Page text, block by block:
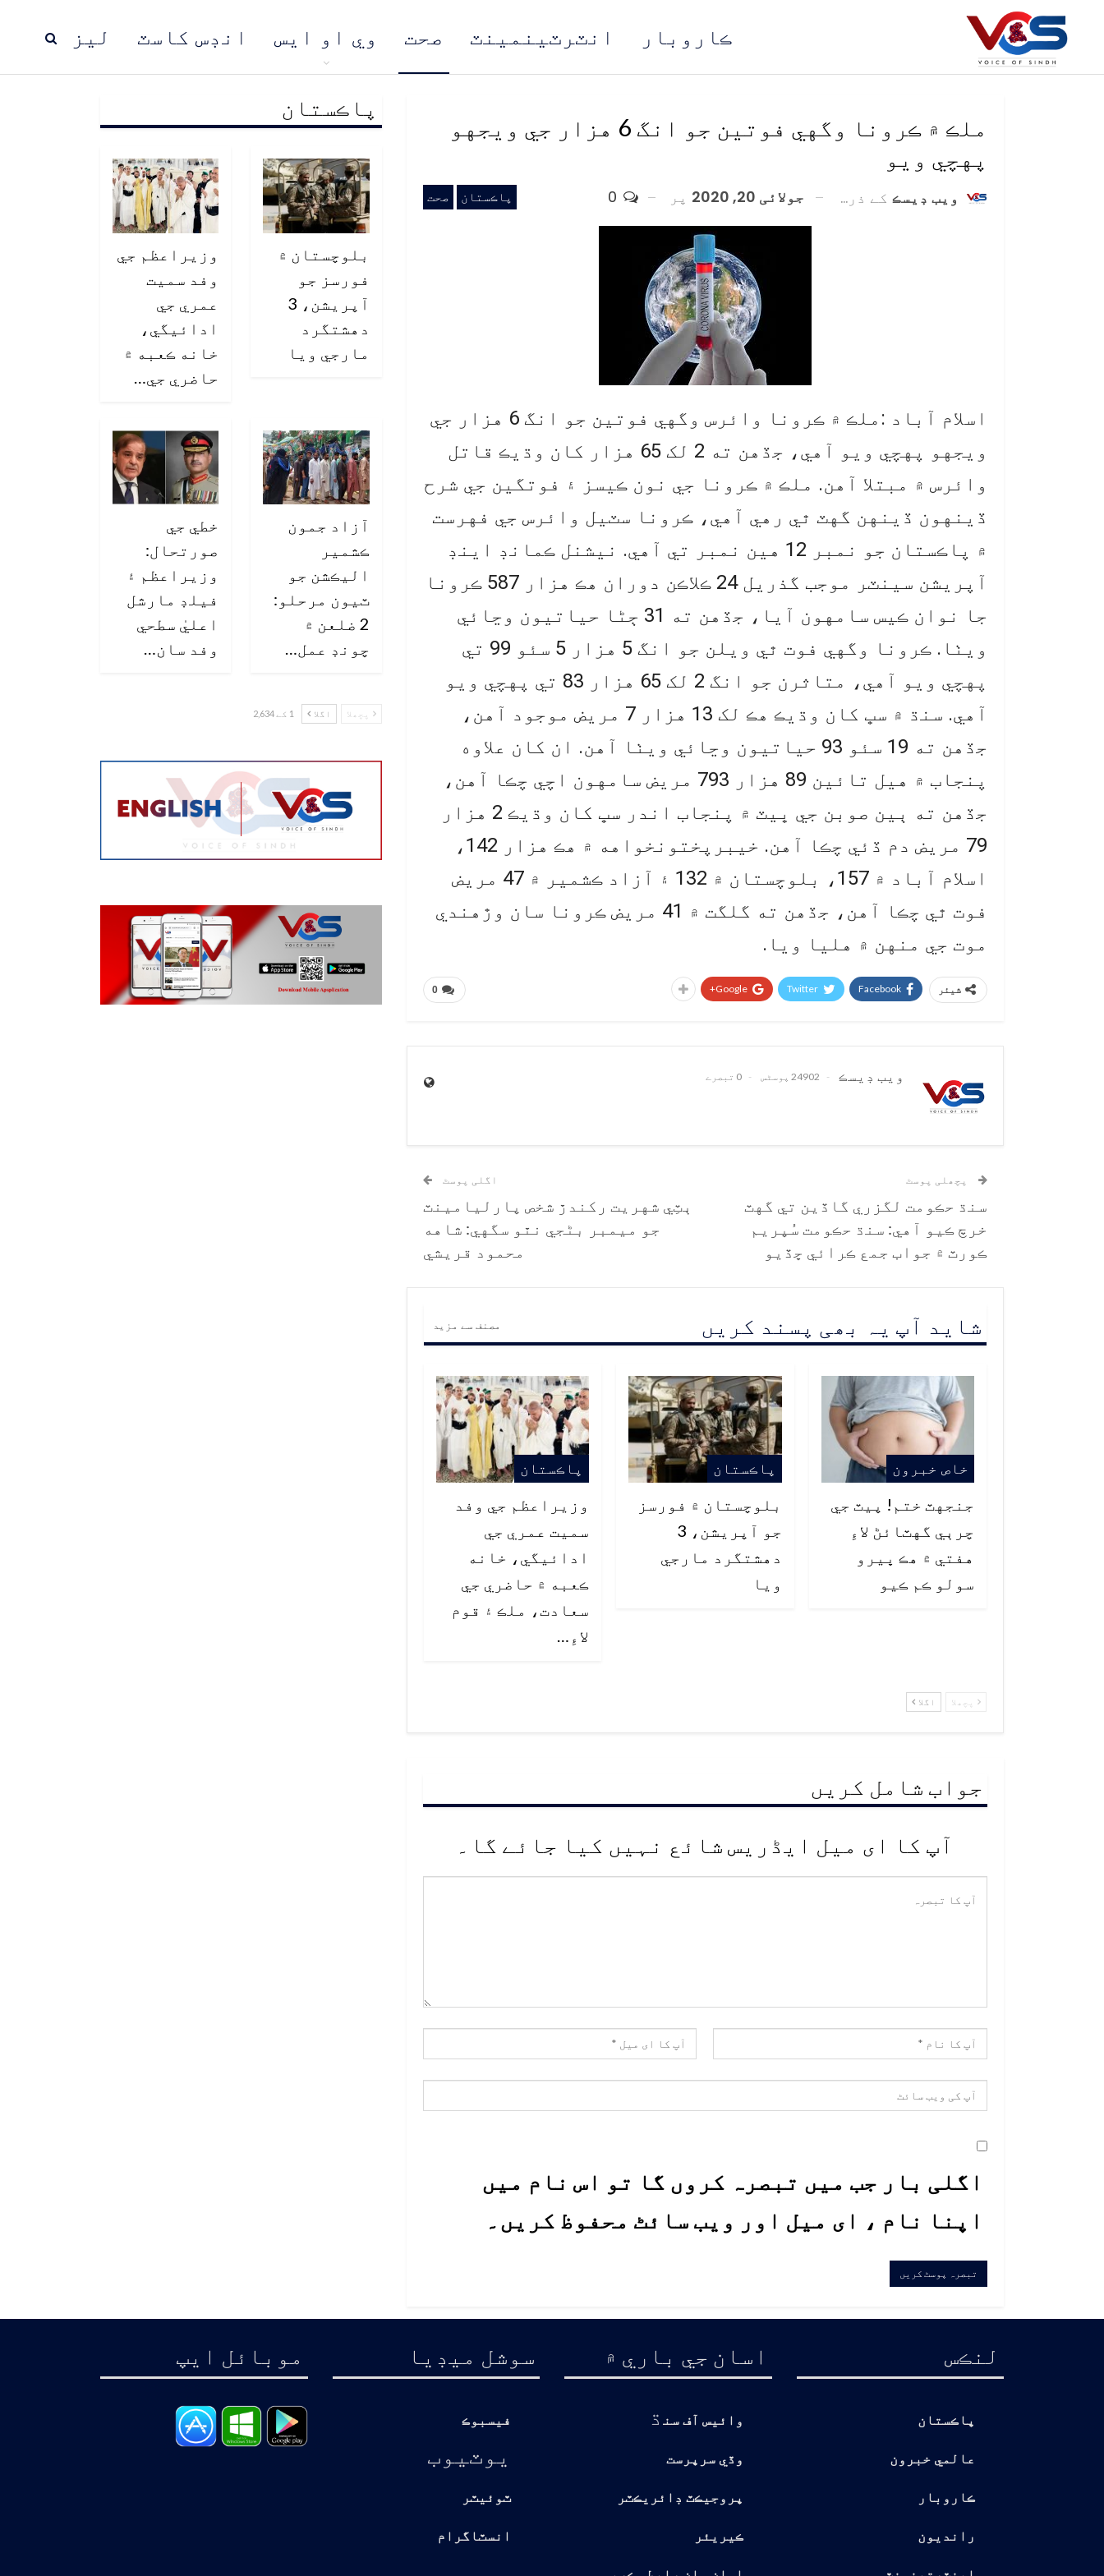
ليز انڊس کاسٽ وي او ايس صحت انٽرٽينمينٽ ڪاروبار
پاڪستان مُنڍ
ملڪ ۾ ڪرونا وگهي فوتين جو انگ 6 هزار جي ويجهو
پهچي ويو
پاڪستان صحت ويب ڊيسڪ کے ذریعہ جولائی 20, 2020 پر
اسلام آباد :ملڪ ۾ ڪرونا وائرس وگهي فوتين جو انگ 6 هزار جي
ويجهو پهچي ويو آهي، جڏهن ته 2 لک 65 هزار کان وڌيڪ قاتل
وائرس ۾ مبتلا آهن. ملڪ ۾ ڪرونا جي نون ڪيسز ۽ فوتگين جي شرح
ڏينهون ڏينهن گهٽ ٿي رهي آهي، ڪرونا سٽيل وائرس جي فهرست
۾ پاڪستان جو نمبر 12 هين نمبر تي آهي. نيشنل ڪمانڊ اينڊ
آپريشن سينٽر موجب گذريل 24 ڪلاڪن دوران هڪ هزار 587 ڪرونا
جا نوان ڪيس سامهون آيا، جڏهن ته 31 ڄڻا حياتيون وڃائي
ويٺا. ڪرونا وگهي فوت ٿي ويلن جو انگ 5 هزار 5 سئو 99 تي
پهچي ويو آهي، متاثرن جو انگ 2 لک 65 هزار 83 تي پهچي ويو
آهي. سنڌ ۾ سڀ کان وڌيڪ هڪ لک 13 هزار 7 مريض موجود آهن،
جڏهن ته 19 سئو 93 حياتيون وڃائي ويٺا آهن. ان کان علاوه
پنجاب ۾ هيل تائين 89 هزار 793 مريض سامهون اچي چڪا آهن،
جڏهن ته ٻين صوبن جي ڀيٽ ۾ پنجاب اندر سڀ کان وڌيڪ 2 هزار
79 مريض دم ڏئي چڪا آهن. خيبرپختونخواهه ۾ هڪ هزار 142،
اسلام آباد ۾ 157، بلوچستان ۾ 132 ۽ آزاد ڪشمير ۾ 47 مريض
فوت ٿي چڪا آهن، جڏهن ته گلگت ۾ 41 مريض ڪرونا سان وڙهندي
موت جي منهن ۾ هليا ويا.
0 شیئر Facebook
Twitter
Google+
ويب ڊيسڪ 24902 پوسٹس 0 تبصرے
پچھلی پوسٹ
سنڌ حڪومت لگزري گاڏين تي گهٽ
خرچ ڪيو آهي: سنڌ حڪومت سُپريم
ڪورٽ ۾ جواب جمع ڪرائي ڇڏيو
اگلی پوسٹ
ٻٽِي شهريت رکندڙ شخص پارليامينٽ
جو ميمبر بڻجي نٿو سگهي: شاهه
محمود قريشي
شاید آپ یہ بھی پسند کریں مصنف سے مزید
خاص خبرون
جنجهٽ ختم! پيٽ جي
چرٻي گهٽائڻ لاءِ
هفتي ۾ هڪ ڀيرو
سولو ڪم ڪيو
پاڪستان
بلوچستان ۾ فورسز
جو آپريشن، 3
دهشتگرد مارجي
ويا
پاڪستان
وزيراعظم جي وفد
سميت عمري جي
ادائيگي، خانه
ڪعبه ۾ حاضري جي
سعادت، ملڪ ۽ قوم
لاءِ…
پچھلا اگلا
جواب شامل کریں
آپ کا ای میل ایڈریس شائع نہیں کیا جائے گا۔
اگلی بار جب میں تبصرہ کروں گا تو اس نام میں
اپنا نام ، ای میل اور ویب سائٹ محفوظ کریں۔
پاڪستان
بلوچستان ۾
فورسز جو
آپريشن، 3
دهشتگرد
مارجي ويا
وزيراعظم جي
وفد سميت
عمري جي
ادائيگي،
خانه ڪعبه ۾
حاضري جي…
آزاد جمون
ڪشمير
اليڪشن جو
ٽيون مرحلو:
2 ضلعن ۾
چونڊ عمل…
خطي جي
صورتحال:
وزيراعظم ۽
فيلڊ مارشل
اعليٰ سطحي
وفد سان…
پچھلا اگلا 1 کے 2,634
لنڪس
پاڪستان
عالمي خبرون
ڪاروبار
رانديون
اسان جي باري ۾
وائيس آف سن ڌ
وڏي سرپرست
پروجيڪٽ ڊائريڪٽر
ڪيريئر
سوشل ميڊيا
فيسبوڪ
يوٽيوب
ٽوئيٽر
انسٽاگرام
موبائل ايپ